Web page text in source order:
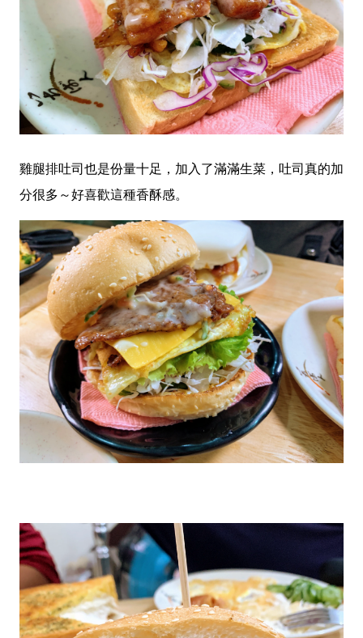
雞腿排吐司也是份量十足，加入了滿滿生菜，吐司真的加
分很多～好喜歡這種香酥感。